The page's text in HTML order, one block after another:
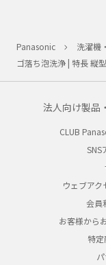
Panasonic 洗濯機
ゴ落ち泡洗浄 | 特長 縦
法人向け製品
CLUB
SNS
ウェブア
会員
お客様から
特定